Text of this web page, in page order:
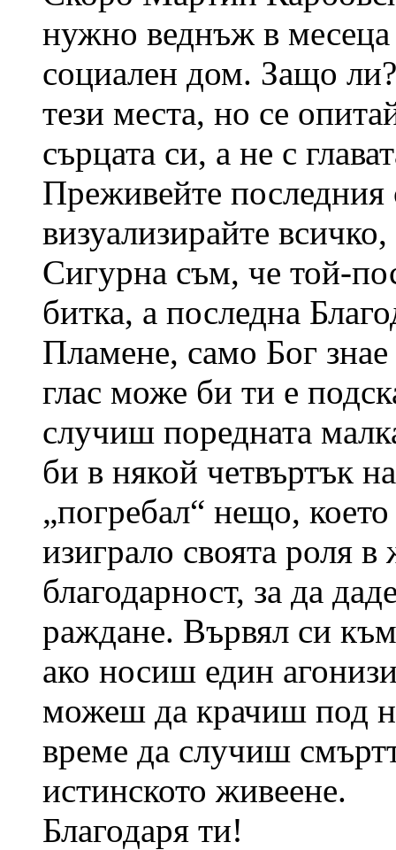
нужно веднъж в
социален дом. Защо
тези места, но се
сърцата си, а не с
Преживейте последния
визуализирайте
Сигурна съм, че той-
битка, а последна
Пламене, само Бог
глас може би ти е
случиш поредната
би в някой четвъртък
„погребал“ нещо,
изиграло своята роля
благодарност, за да
раждане. Вървял си
ако носиш един
можеш да крачиш под
време да случиш
истинското живеене.
Благодаря ти!